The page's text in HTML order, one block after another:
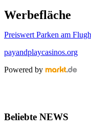
Werbefläche
Preiswert Parken am
payandplaycasinos.org
Powered by
Beliebte NEWS